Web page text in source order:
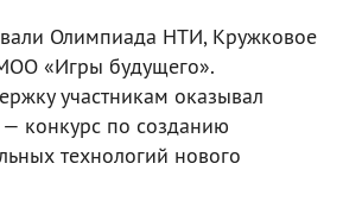
Олимпиада НТИ, Кружковое
«Игры будущего».
участникам оказывал
— конкурс по созданию
технологий нового